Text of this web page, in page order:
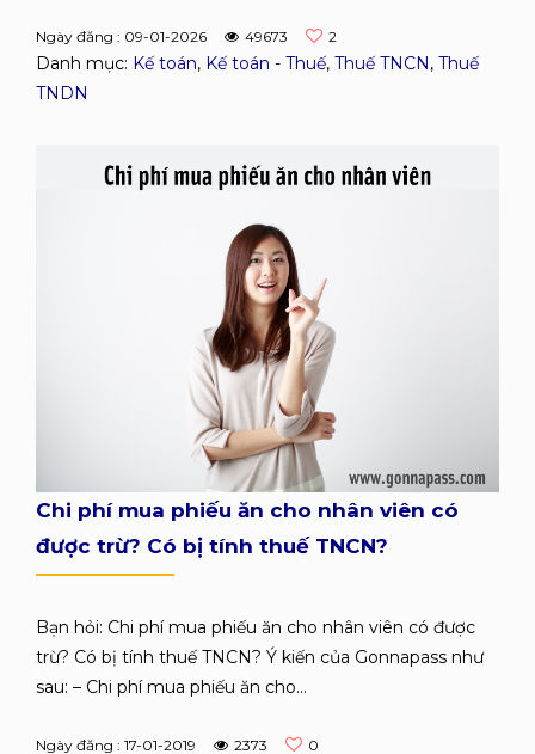
Ngày đăng : 09-01-2026 49673 2
Danh mục: Kế toán, Kế toán - Thuế, Thuế TNCN, Thuế
TNDN
Chi phí mua phiếu ăn cho nhân viên có
được trừ? Có bị tính thuế TNCN?
Bạn hỏi: Chi phí mua phiếu ăn cho nhân viên có được
trừ? Có bị tính thuế TNCN? Ý kiến của Gonnapass như
sau: – Chi phí mua phiếu ăn cho...
Ngày đăng : 17-01-2019 2373 0